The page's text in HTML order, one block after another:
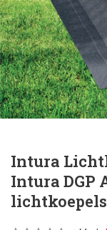
Intura
Intura DGP
lichtkoepels